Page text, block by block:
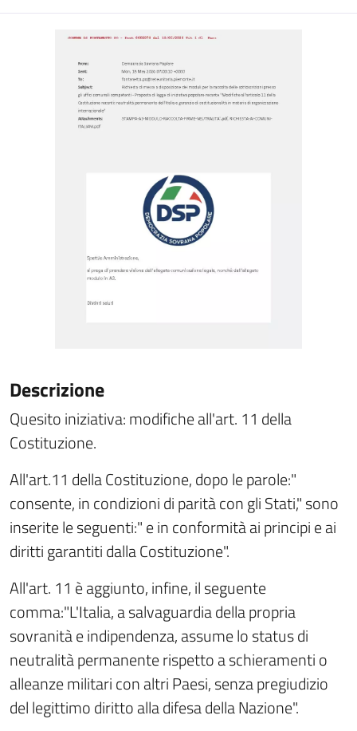
Descrizione
Quesito iniziativa: modifiche all'art. 11 della
Costituzione.
All'art.11 della Costituzione, dopo le parole:"
consente, in condizioni di parità con gli Stati," sono
inserite le seguenti:" e in conformità ai principi e ai
diritti garantiti dalla Costituzione".
All'art. 11 è aggiunto, infine, il seguente
comma:"L'Italia, a salvaguardia della propria
sovranità e indipendenza, assume lo status di
neutralità permanente rispetto a schieramenti o
alleanze militari con altri Paesi, senza pregiudizio
del legittimo diritto alla difesa della Nazione".